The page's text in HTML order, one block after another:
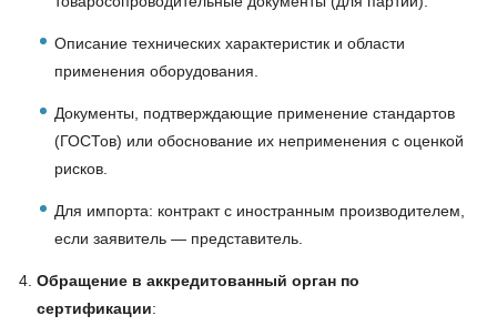
Описание технических характеристик и области
применения оборудования.
Документы, подтверждающие применение стандартов
(ГОСТов) или обоснование их неприменения с оценкой
рисков.
Для импорта: контракт с иностранным производителем,
если заявитель — представитель.
Обращение в аккредитованный орган по
сертификации: